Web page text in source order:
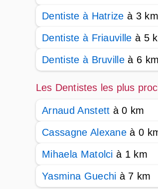
Dentiste à Hatrize à 3 km
Dentiste à Friauville à 5
Dentiste à Bruville à 6 km
Les Dentistes les plus
Arnaud Anstett à 0 km
Cassagne Alexane à 0
Mihaela Matolci à 1 km
Yasmina Guechi à 7 km